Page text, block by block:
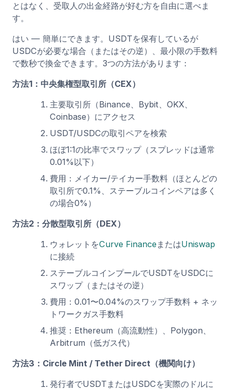
とはなく、受取人の出金経路が好む方を自由に選べま
す。
はい — 簡単にできます。USDTを保有しているが
USDCが必要な場合（またはその逆）、最小限の手数料
で数秒で換金できます。3つの方法があります：
方法1：中央集権型取引所（CEX）
主要取引所（Binance、Bybit、OKX、
Coinbase）にアクセス
USDT/USDCの取引ペアを検索
ほぼ1:1の比率でスワップ（スプレッドは通常
0.01%以下）
費用：メイカー/テイカー手数料（ほとんどの
取引所で0.1%、ステーブルコインペアは多く
の場合0%）
方法2：分散型取引所（DEX）
ウォレットをCurve FinanceまたはUniswap
に接続
ステーブルコインプールでUSDTをUSDCに
スワップ（またはその逆）
費用：0.01〜0.04%のスワップ手数料 + ネッ
トワークガス手数料
推奨：Ethereum（高流動性）、Polygon、
Arbitrum（低ガス代）
方法3：Circle Mint / Tether Direct（機関向け）
発行者でUSDTまたはUSDCを実際のドルに